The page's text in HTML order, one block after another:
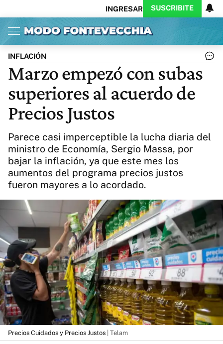
INGRESAR SUSCRIBITE
Inicio Ahora
Opinión
Política
Ciencia
Cultura
Arte
Educación
Clima
Deportes
CARAS
Exitoina
Turismo
Videos
Córdoba
Business
Caras
Exitoina
Gaming
Vivo
Diario del Juicio
Actualidad
INFLACIÓN
Marzo empezó con subas
superiores al acuerdo de
Precios Justos
Parece casi imperceptible la lucha diaria del
ministro de Economía, Sergio Massa, por
bajar la inflación, ya que este mes los
aumentos del programa precios justos
fueron mayores a lo acordado.
Precios Cuidados y Precios Justos | Telam